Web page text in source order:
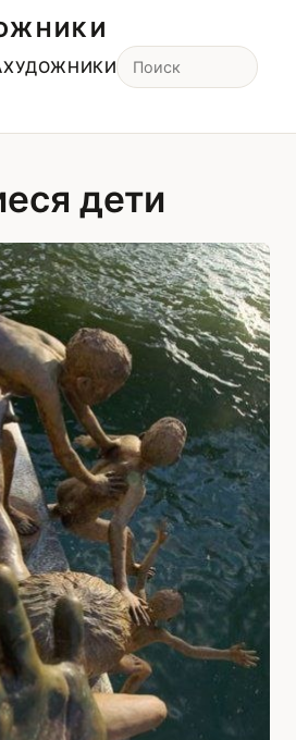
ХУДОЖНИКИ
дети